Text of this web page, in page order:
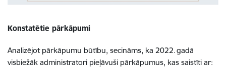
Konstatētie pārkāpumi
Analizējot pārkāpumu būtību, secināms, ka 2022. gadā
visbiežāk administratori pieļāvuši pārkāpumus, kas saistīti ar: